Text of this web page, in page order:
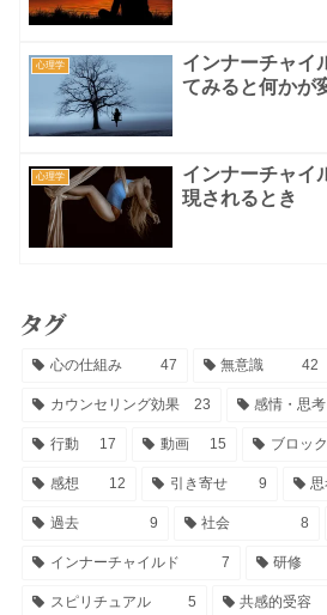
心理学
インナーチャイ
てみると何かが
心理学
インナーチャイ
現されるとき
タグ
心の仕組み 47 無意識 42
カウンセリング効果 23 感情・思
行動 17 動画 15 ブロック
感想 12 引き寄せ 9
過去 9 社会 8
インナーチャイルド 7 研修
スピリチュアル 5 共感的受容